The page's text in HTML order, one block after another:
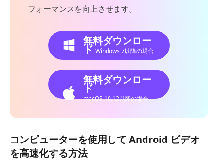
フォーマンスを向上させます。
無料ダウンロー
ドWindows 7以降の場合
無料ダウンロー
ド
macOS 10.12以降の場合
コンピューターを使用して Android ビデオ
を高速化する方法